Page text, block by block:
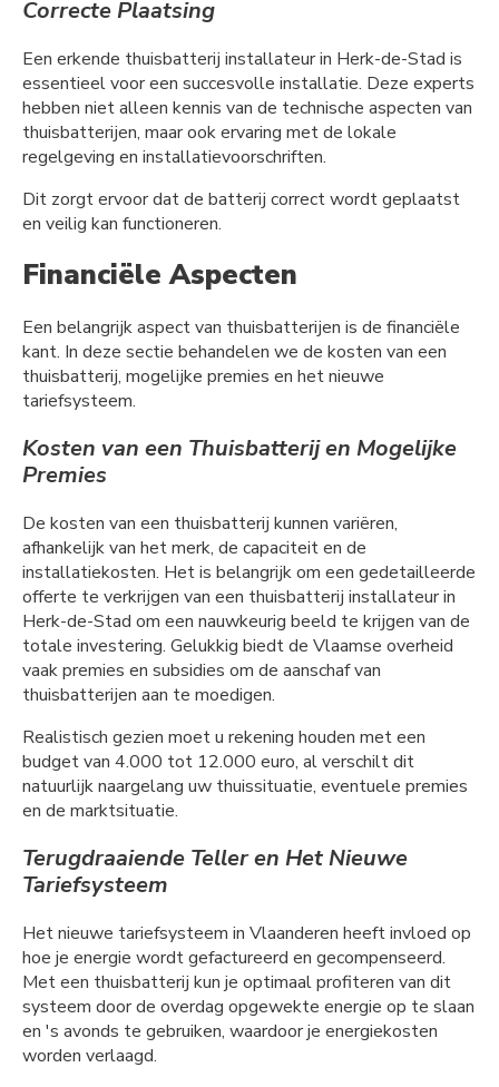
Correcte Plaatsing
Een erkende thuisbatterij installateur in Herk-de-Stad is
essentieel voor een succesvolle installatie. Deze experts
hebben niet alleen kennis van de technische aspecten van
thuisbatterijen, maar ook ervaring met de lokale
regelgeving en installatievoorschriften.
Dit zorgt ervoor dat de batterij correct wordt geplaatst
en veilig kan functioneren.
Financiële Aspecten
Een belangrijk aspect van thuisbatterijen is de financiële
kant. In deze sectie behandelen we de kosten van een
thuisbatterij, mogelijke premies en het nieuwe
tariefsysteem.
Kosten van een Thuisbatterij en Mogelijke
Premies
De kosten van een thuisbatterij kunnen variëren,
afhankelijk van het merk, de capaciteit en de
installatiekosten. Het is belangrijk om een gedetailleerde
offerte te verkrijgen van een thuisbatterij installateur in
Herk-de-Stad om een nauwkeurig beeld te krijgen van de
totale investering. Gelukkig biedt de Vlaamse overheid
vaak premies en subsidies om de aanschaf van
thuisbatterijen aan te moedigen.
Realistisch gezien moet u rekening houden met een
budget van 4.000 tot 12.000 euro, al verschilt dit
natuurlijk naargelang uw thuissituatie, eventuele premies
en de marktsituatie.
Terugdraaiende Teller en Het Nieuwe
Tariefsysteem
Het nieuwe tariefsysteem in Vlaanderen heeft invloed op
hoe je energie wordt gefactureerd en gecompenseerd.
Met een thuisbatterij kun je optimaal profiteren van dit
systeem door de overdag opgewekte energie op te slaan
en 's avonds te gebruiken, waardoor je energiekosten
worden verlaagd.